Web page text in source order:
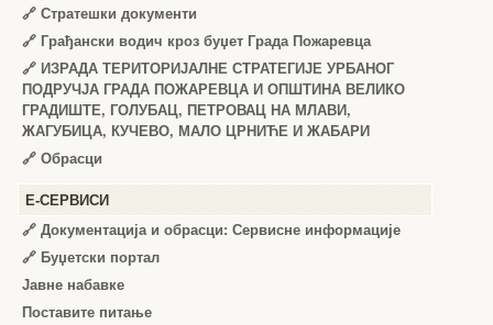
🔗 Стратешки документи
🔗 Грађански водич кроз буџет Града Пожаревца
🔗 ИЗРАДА ТЕРИТОРИЈАЛНЕ СТРАТЕГИЈЕ УРБАНОГ
ПОДРУЧЈА ГРАДА ПОЖАРЕВЦА И ОПШТИНА ВЕЛИКО
ГРАДИШТЕ, ГОЛУБАЦ, ПЕТРОВАЦ НА МЛАВИ,
ЖАГУБИЦА, КУЧЕВО, МАЛО ЦРНИЋЕ И ЖАБАРИ
🔗 Обрасци
Е-СЕРВИСИ
🔗 Документација и обрасци: Сервисне информације
🔗 Буџетски портал
Јавне набавке
Поставите питање